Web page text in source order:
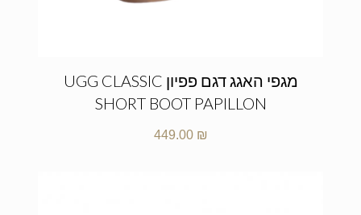
מגפי האגג דגם פפיון UGG CLASSIC
SHORT BOOT PAPILLON
449.00 ₪